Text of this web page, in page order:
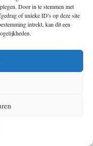
Door in te stemmen met
of unieke ID's op deze site
intrekt, kan dit een
moet je ook zeker in
in de stad bieden
fietsenstalling,
anders? Wat dacht je van
veel plekken fietsmappen
en de regio:
ruim 800 kilometer aan